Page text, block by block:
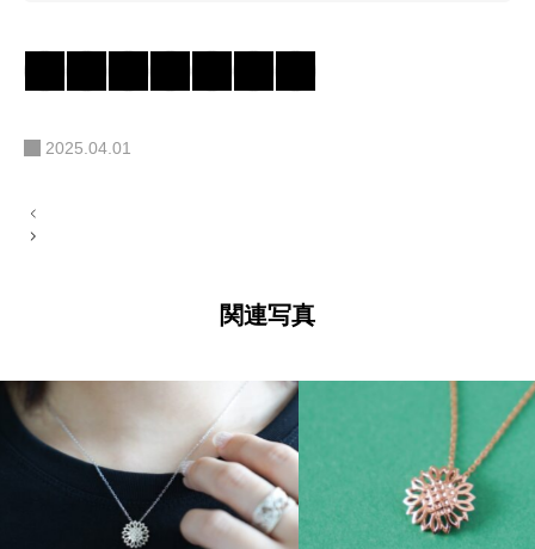
2025.04.01
投
稿
関連写真